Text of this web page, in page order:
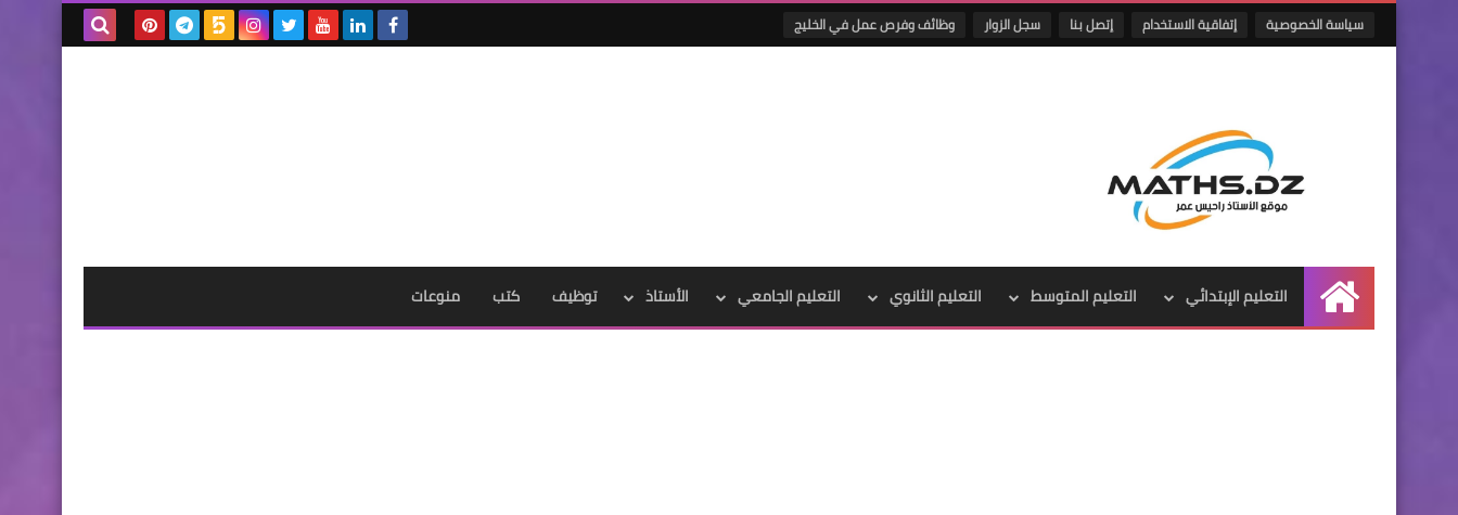
سياسة الخصوصية إتفاقية الاستخدام إتصل بنا سجل الزوار وظائف وفرص عمل في الخليج
الرئيسية
التعليم الإبتدائي التعليم المتوسط التعليم الثانوي التعليم الجامعي الأستاذ توظيف كتب منوعات